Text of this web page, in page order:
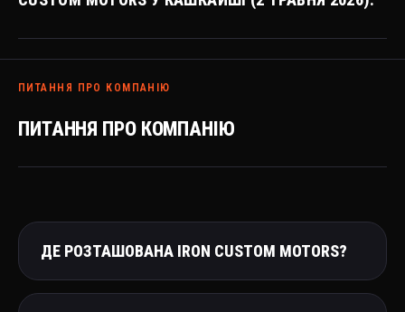
ПИТАННЯ ПРО КОМПАНІЮ
ПИТАННЯ ПРО КОМПАНІЮ
ДЕ РОЗТАШОВАНА IRON CUSTOM MOTORS?